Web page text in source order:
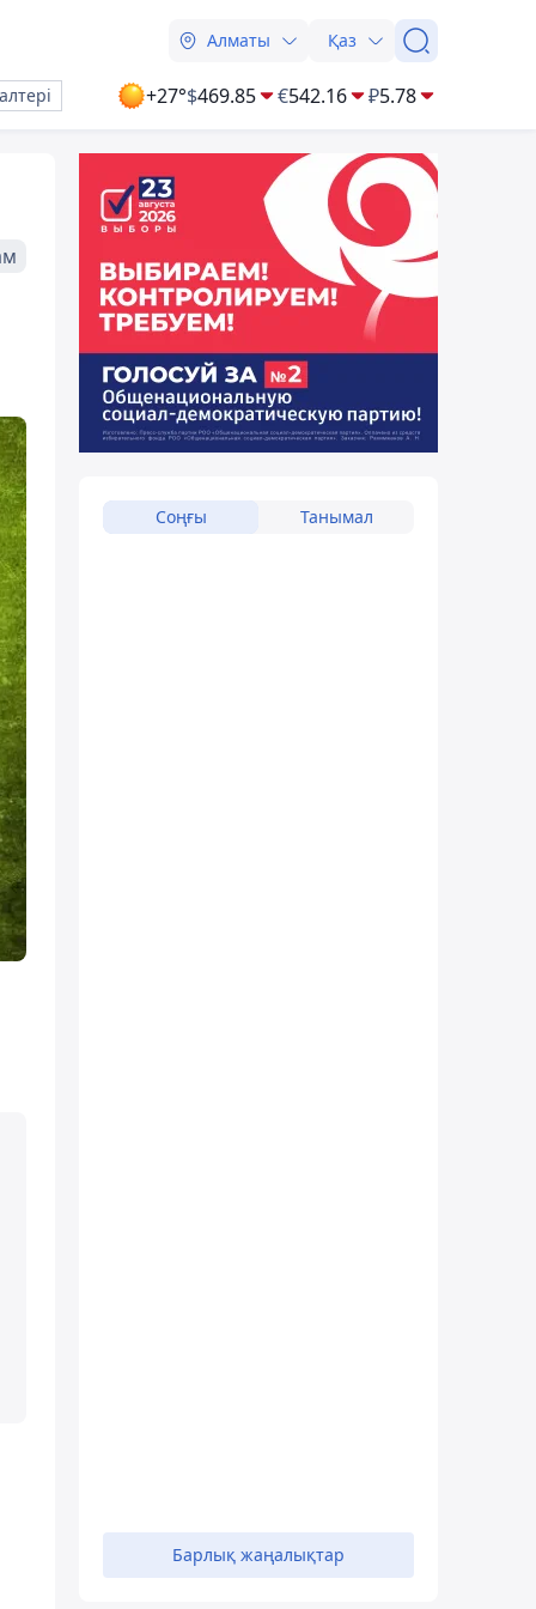
Алматы Қаз
+27°$469.85 €542.16 ₽5.78
Соңғы Танымал
Барлық жаңалықтар